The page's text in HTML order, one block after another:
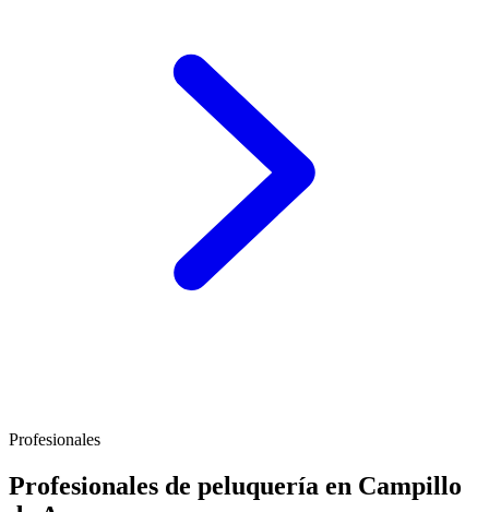
Profesionales
Profesionales de peluquería en Campillo